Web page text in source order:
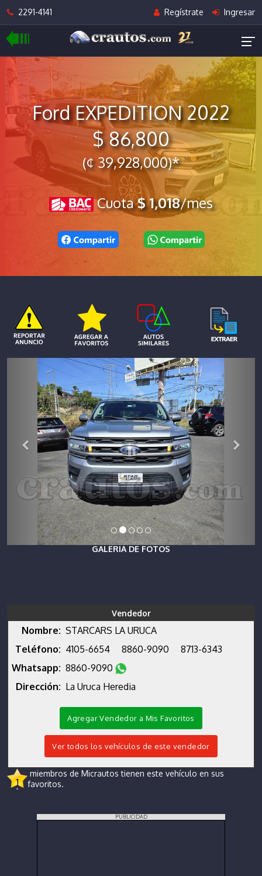
2291-4141 Regístrate Ingresar
Ford EXPEDITION 2022
$ 86,800
(¢ 39,928,000)*
Cuota$ 1,018/mes
GALERIA DE FOTOS
Vendedor
Nombre: STARCARS LA URUCA
Teléfono: 4105-6654 8860-9090
8713-6343
Whatsapp: 8860-9090
Dirección: La Uruca Heredia
Agregar Vendedor a Mis Favoritos
Ver todos los vehículos de este vendedor
1
miembros de Micrautos tienen este vehículo en sus
favoritos.
PUBLICIDAD